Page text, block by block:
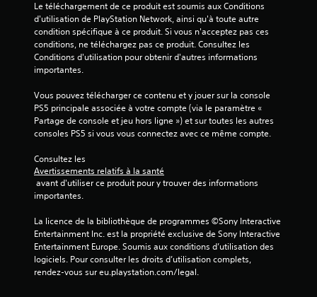
m
a
n
d
e
s
o
c
a
l
s
o
u
l
s
a
i
s
i
Le téléchargement de ce produit est soumis aux Conditions
d'utilisation de PlayStation Network, ainsi qu'à toute autre
condition spécifique à ce produit. Si vous n'acceptez pas ces
conditions, ne téléchargez pas ce produit. Consultez les
Conditions d'utilisation pour obtenir d'autres informations
importantes.
Vous pouvez télécharger ce contenu et y jouer sur la console
PS5 principale associée à votre compte (via le paramètre «
Partage de console et jeu hors ligne ») et sur toutes les autres
consoles PS5 si vous vous connectez avec ce même compte.
Consultez les
Avertissements relatifs à la santé
importantes.
La licence de la bibliothèque de programmes ©Sony Interactive
Entertainment Inc. est la propriété exclusive de Sony Interactive
Entertainment Europe. Soumis aux conditions d’utilisation des
logiciels. Pour consulter les droits d’utilisation complets,
rendez-vous sur eu.playstation.com/legal.